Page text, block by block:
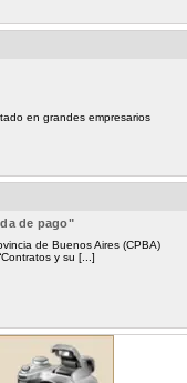
en grandes empresarios
de pago"
de Buenos Aires (CPBA)
y su [...]